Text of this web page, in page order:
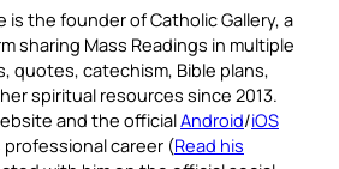
is the founder of Catholic Gallery, a
sharing Mass Readings in multiple
quotes, catechism, Bible plans,
spiritual resources since 2013.
and the officialAndroid/iOS
career (Read his